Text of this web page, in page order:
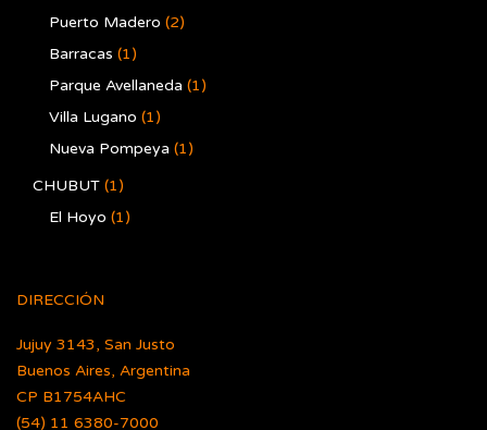
Puerto Madero (2)
Barracas (1)
Parque Avellaneda (1)
Villa Lugano (1)
Nueva Pompeya (1)
CHUBUT (1)
El Hoyo (1)
DIRECCIÓN
Jujuy 3143, San Justo
Buenos Aires, Argentina
CP B1754AHC
(54) 11 6380-7000